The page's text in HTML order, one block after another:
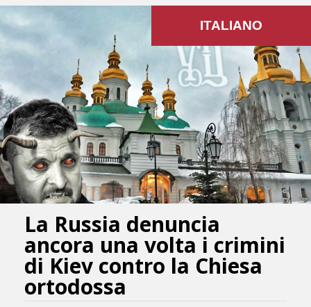
La Russia denuncia
ancora una volta i crimini
di Kiev contro la Chiesa
ortodossa
ITALIANO